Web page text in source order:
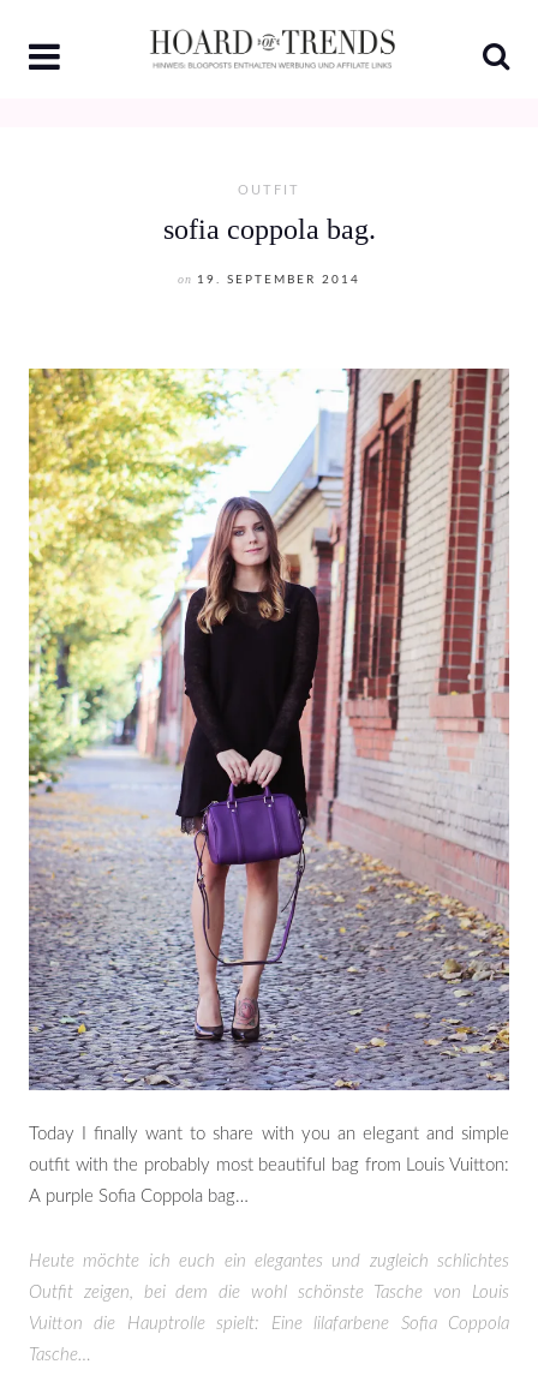
OUTFIT
sofia coppola bag.
on 19. SEPTEMBER 2014
Today I finally want to share with you an elegant and simple
outfit with the probably most beautiful bag from Louis Vuitton:
A purple Sofia Coppola bag…
Heute möchte ich euch ein elegantes und zugleich schlichtes
Outfit zeigen, bei dem die wohl schönste Tasche von Louis
Vuitton die Hauptrolle spielt: Eine lilafarbene Sofia Coppola
Tasche…